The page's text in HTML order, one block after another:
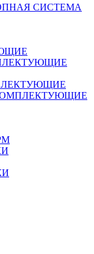
СИСТЕМА